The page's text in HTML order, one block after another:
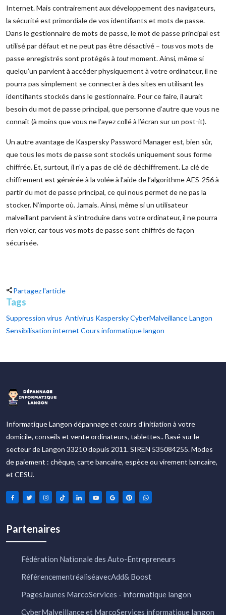
Internet. Mais contrairement aux développement des navigateurs,
la sécurité est primordiale de vos identifiants et mots de passe.
Dans le gestionnaire de mots de passe, le mot de passe principal est
utilisé par défaut et ne peut pas être désactivé – tousvos mots de
passe enregistrés sont protégés à toutmoment. Ainsi, même si
quelqu’un parvient à accéder physiquement à votre ordinateur, il ne
pourra pas simplement se connecter à des sites en utilisant les
identifiants stockés dans le gestionnaire. Pour ce faire, il aurait
besoin du mot de passe principal, que personne d’autre que vous ne
connaît (à moins que vous ne l’ayez collé à l’écran sur un post-it).
Un autre avantage de Kaspersky Password Manager est, bien sûr,
que tous les mots de passe sont stockés uniquement sous forme
chiffrée. Et, surtout, il n'y a pas de clé de déchiffrement. La clé de
chiffrement est générée à la volée à l’aide de l’algorithme AES-256 à
partir du mot de passe principal, ce qui nous permet de ne pas la
stocker. N’importe où. Jamais. Ainsi, même si un utilisateur
malveillant parvient à s’introduire dans votre ordinateur, il ne pourra
rien voler, car tous vos mots de passe sont chiffrés de façon
sécurisée.
Partagez l'article
Tags
Suppression virus Antivirus KasperskyCyberMalveillance Langon
Sensibilisation internet Cours informatique langon
Informatique Langon dépannage et cours d'initiation à votre
domicile, conseils et vente ordinateurs, tablettes.. Basé sur le
secteur de Langon 33210 depuis 2011. SIREN 535084255. Modes
de paiement : chèque, carte bancaire, espèce ou virement bancaire,
et CESU.
Partenaires
Fédération Nationale des Auto-Entrepreneurs
RéférencementréaliséavecAdd& Boost
PagesJaunes MarcoServices - informatique langon
CyberMalveillance et MarcoServices informatique langon